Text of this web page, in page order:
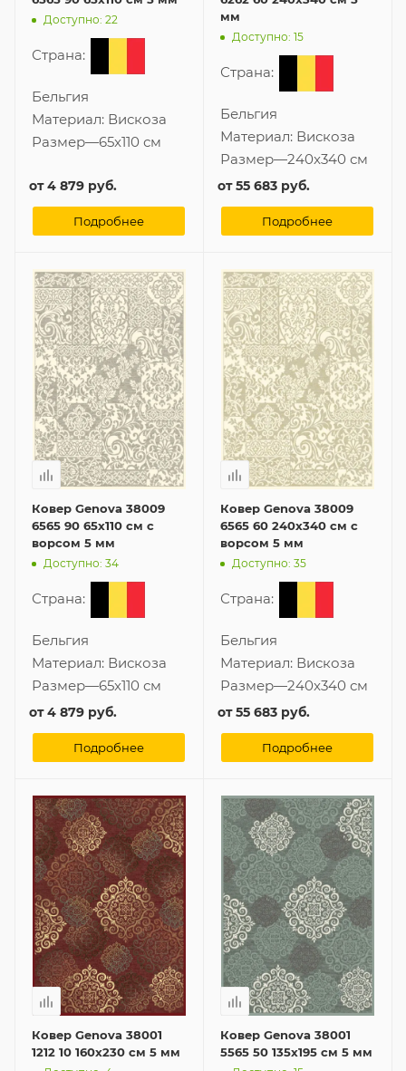
Доступно: 22
Страна:
Бельгия
Материал: Вискоза
Размер—65x110 см
от4 879 руб.
Подробнее
мм
Доступно: 15
Страна:
Бельгия
Материал: Вискоза
Размер—240x340 см
от55 683 руб.
Подробнее
Ковер Genova 38009
6565 90 65x110 см с
ворсом 5 мм
Доступно: 34
Страна:
Бельгия
Материал: Вискоза
Размер—65x110 см
от4 879 руб.
Подробнее
Ковер Genova 38009
6565 60 240x340 см с
ворсом 5 мм
Доступно: 35
Страна:
Бельгия
Материал: Вискоза
Размер—240x340 см
от55 683 руб.
Подробнее
Ковер Genova 38001
1212 10 160x230 см 5 мм
Ковер Genova 38001
5565 50 135x195 см 5 мм